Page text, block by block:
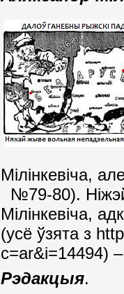
Мілінкевіча,
№79-80).
Мілінкевіча,
(усё ўзята з
c=ar&i=14494)
Рэдакцыя.